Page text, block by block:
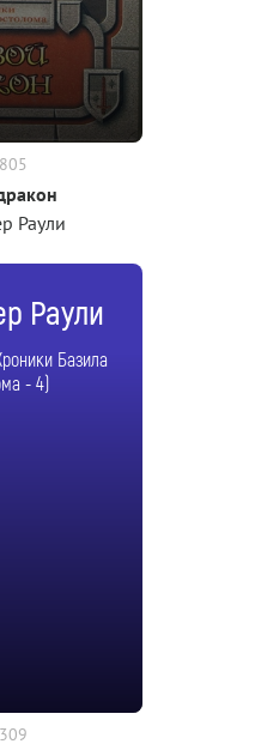
Раули
Раули
Базила
- 4)